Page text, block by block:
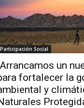
Participación Social
un
fortalecer la
y